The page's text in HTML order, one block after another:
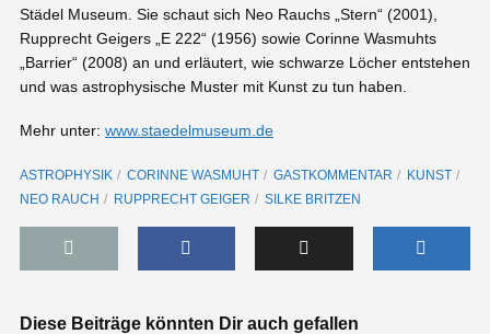
Städel Museum. Sie schaut sich Neo Rauchs „Stern“ (2001),
Rupprecht Geigers „E 222“ (1956) sowie Corinne Wasmuhts
„Barrier“ (2008) an und erläutert, wie schwarze Löcher entstehen
und was astrophysische Muster mit Kunst zu tun haben.
Mehr unter: www.staedelmuseum.de
ASTROPHYSIK CORINNE WASMUHT GASTKOMMENTAR
KUNST
NEO RAUCH
RUPPRECHT GEIGER SILKE BRITZEN
Diese Beiträge könnten Dir auch gefallen